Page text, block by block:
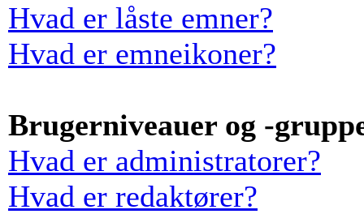
Hvad er låste emner?
Hvad er emneikoner?
Brugerniveauer og -
Hvad er administratorer?
Hvad er redaktører?